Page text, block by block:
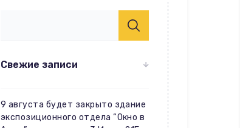
Свежие записи
9 августа будет закрыто здание
экспозиционного отдела “Окно в